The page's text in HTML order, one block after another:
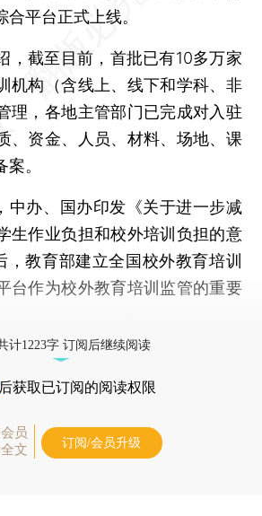
平台正式上线。
截至目前，首批已有10多万家
机构（含线上、线下和学科、非
理，各地主管部门已完成对入驻
、资金、人员、材料、场地、课
。
办、国办印发《关于进一步减
生作业负担和校外培训负担的意
，教育部建立全国校外教育培训
台作为校外教育培训监管的重要
计1223字 订阅后继续阅读
后获取已订阅的阅读权限
员
文
订阅/会员升级